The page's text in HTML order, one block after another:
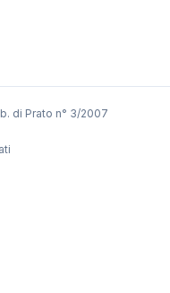
di Prato n° 3/2007